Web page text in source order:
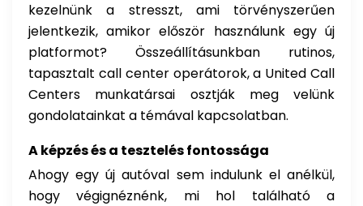
kezelnünk a stresszt, ami törvényszerűen
jelentkezik, amikor először használunk egy új
platformot? Összeállításunkban rutinos,
tapasztalt call center operátorok, a United Call
Centers munkatársai osztják meg velünk
gondolatainkat a témával kapcsolatban.
A képzés és a tesztelés fontossága
Ahogy egy új autóval sem indulunk el anélkül,
hogy végignéznénk, mi hol található a